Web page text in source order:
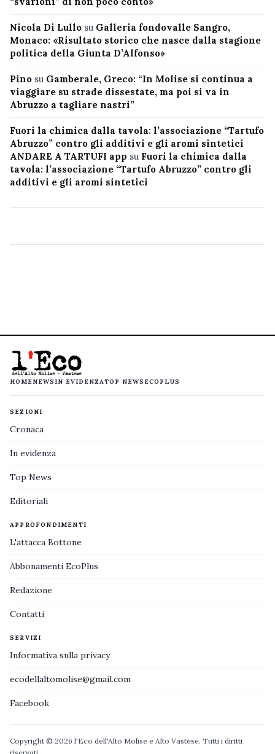
Nicola Di Lullo su Galleria fondovalle Sangro,
Monaco: «Risultato storico che nasce dalla stagione
politica della Giunta D’Alfonso»
Pino su Gamberale, Greco: “In Molise si continua a
viaggiare su strade dissestate, ma poi si va in
Abruzzo a tagliare nastri”
Fuori la chimica dalla tavola: l’associazione “Tartufo
Abruzzo” contro gli additivi e gli aromi sintetici
ANDARE A TARTUFI app su Fuori la chimica dalla
tavola: l’associazione “Tartufo Abruzzo” contro gli
additivi e gli aromi sintetici
HOMENEWS IN EVIDENZATOP NEWS ECOPLUS
SEZIONI
Cronaca
In evidenza
Top News
Editoriali
APPROFONDIMENTI
L'attacca Bottone
Abbonamenti EcoPlus
Redazione
Contatti
SERVIZI
Informativa sulla privacy
ecodellaltomolise@gmail.com
Facebook
Copyright © 2026 l'Eco dell'Alto Molise e Alto Vastese. Tutti i diritti